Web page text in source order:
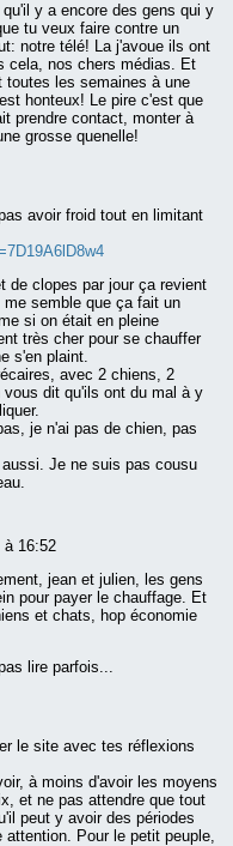
y a encore des gens qui y
tu veux faire contre un
notre télé! La j'avoue ils ont
cela, nos chers médias. Et
toutes les semaines à une
honteux! Le pire c'est que
prendre contact, monter à
grosse quenelle!
avoir froid tout en limitant
de clopes par jour ça revient
semble que ça fait un
si on était en pleine
très cher pour se chauffer
s'en plaint.
avec 2 chiens, 2
dit qu'ils ont du mal à y
je n'ai pas de chien, pas
Je ne suis pas cousu
à 16:52
jean et julien, les gens
pour payer le chauffage. Et
et chats, hop économie
lire parfois...
le site avec tes réflexions
à moins d'avoir les moyens
et ne pas attendre que tout
peut y avoir des périodes
Pour le petit peuple,